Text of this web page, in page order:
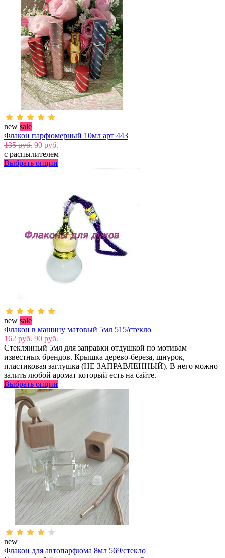
new sale
Флакон парфюмерный 10мл арт 443
135 руб. 90 руб.
с распылителем
Выбрать опции
new sale
Флакон в машину матовый 5мл 515/стекло
162 руб. 90 руб.
Стеклянный 5мл для заправки отдушкой по мотивам
известных брендов. Крышка дерево-береза, шнурок,
пластиковая заглушка (НЕ ЗАПРАВЛЕННЫЙ). В него можно
залить любой аромат который есть на сайте.
Выбрать опции
new
Флакон для автопарфюма 8мл 569/стекло